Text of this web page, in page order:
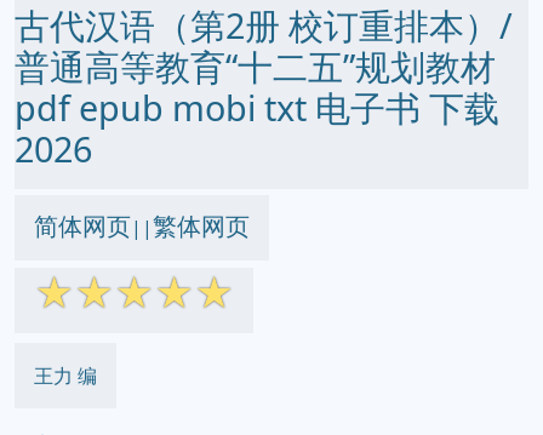
古代汉语（第2册 校订重排本）/
普通高等教育“十二五”规划教材
pdf epub mobi txt 电子书 下载
2026
简体网页||繁体网页
☆☆☆☆☆
王力 编